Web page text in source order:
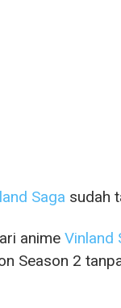
Saga sudah
anime Vinland
Season 2